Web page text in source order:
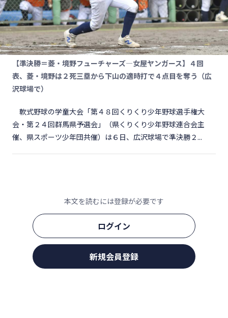
【準決勝＝菱・境野フューチャーズ―女屋ヤンガース】４回
表、菱・境野は２死三塁から下山の適時打で４点目を奪う（広
沢球場で）
軟式野球の学童大会「第４８回くりくり少年野球選手権大
会・第２４回群馬県予選会」（県くりくり少年野球連合会主
催、県スポーツ少年団共催）は６日、広沢球場で準決勝２...
本文を読むには登録が必要です
ログイン
新規会員登録